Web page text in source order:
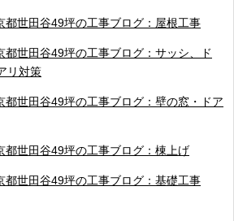
都世田谷49坪の工事ブログ：屋根工事
都世田谷49坪の工事ブログ：サッシ、ド
リ対策
都世田谷49坪の工事ブログ：壁の窓・ドア
都世田谷49坪の工事ブログ：棟上げ
都世田谷49坪の工事ブログ：基礎工事